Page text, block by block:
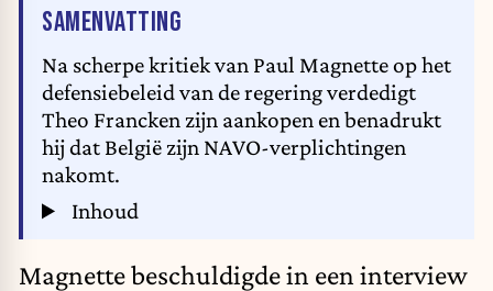
SAMENVATTING
Na scherpe kritiek van Paul Magnette op het
defensiebeleid van de regering verdedigt
Theo Francken zijn aankopen en benadrukt
hij dat België zijn NAVO-verplichtingen
nakomt.
Inhoud
Magnette beschuldigde in een interview